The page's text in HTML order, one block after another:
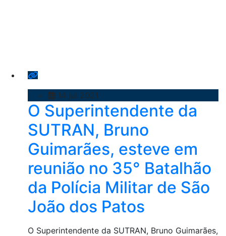
14 jul 2021
O Superintendente da
SUTRAN, Bruno
Guimarães, esteve em
reunião no 35° Batalhão
da Polícia Militar de São
João dos Patos
O Superintendente da SUTRAN, Bruno Guimarães,